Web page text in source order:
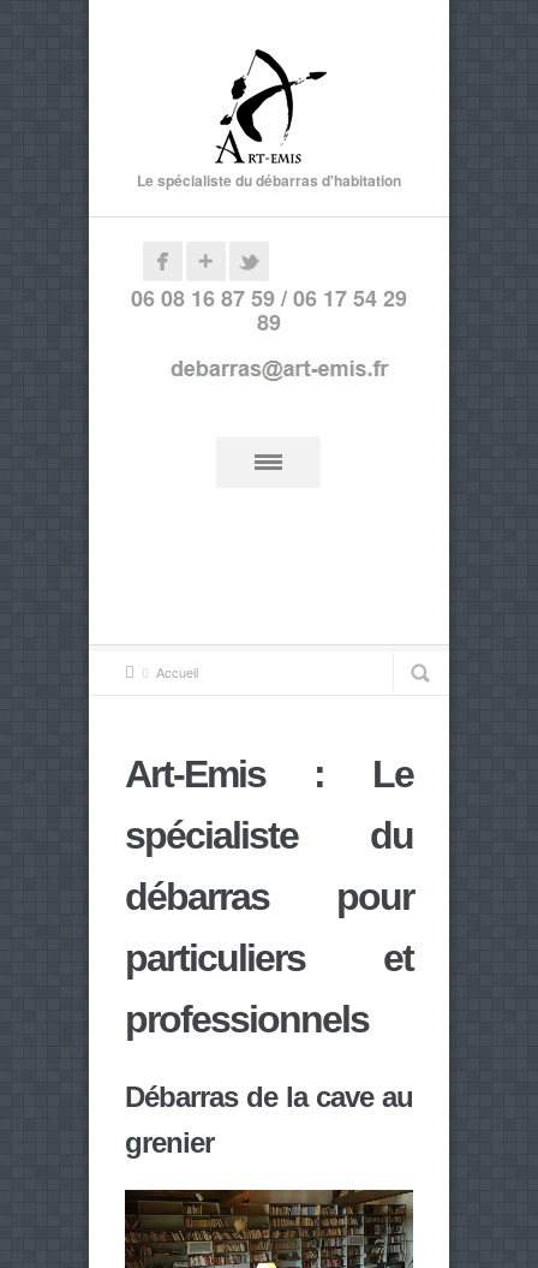
Le spécialiste du débarras d'habitation
06 08 16 87 59 / 06 17 54 29
89
Accueil
Art-Emis : Le
spécialiste du
débarras pour
particuliers et
professionnels
Débarras de la cave au
grenier